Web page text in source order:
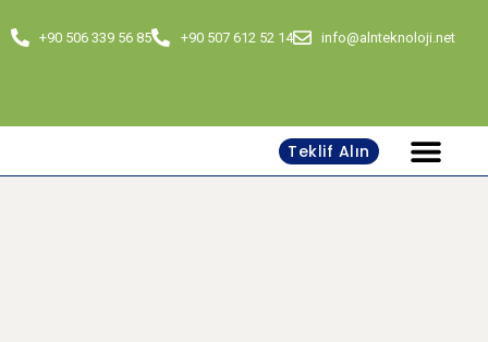
+90 506 339 56 85 +90 507 612 52 14 info@alnteknoloji.net
Teklif Alın